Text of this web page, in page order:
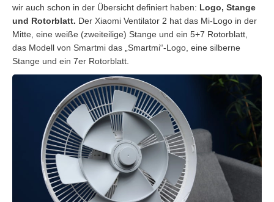
wir auch schon in der Übersicht definiert haben: Logo, Stange
und Rotorblatt. Der Xiaomi Ventilator 2 hat das Mi-Logo in der
Mitte, eine weiße (zweiteilige) Stange und ein 5+7 Rotorblatt,
das Modell von Smartmi das „Smartmi“-Logo, eine silberne
Stange und ein 7er Rotorblatt.